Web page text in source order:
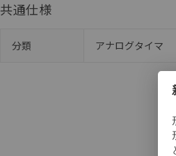
共通仕様
分類 アナログタイマ
分類 アナログタイマ